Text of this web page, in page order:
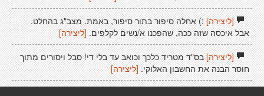
[ליצירה]:) אחלה סיפור בתור סיפור, באמת. מצב"ג בהחלט.
אבל איכסה שזה ככה, שהפכנו א/נשים לקלפים. [ליצירה]
[ליצירה]בס"ד מטריד כלכך וכואב עד בלי די! סבל ויסורים מתוך
חוסר הבנה את החשבון האלוקי. [ליצירה]